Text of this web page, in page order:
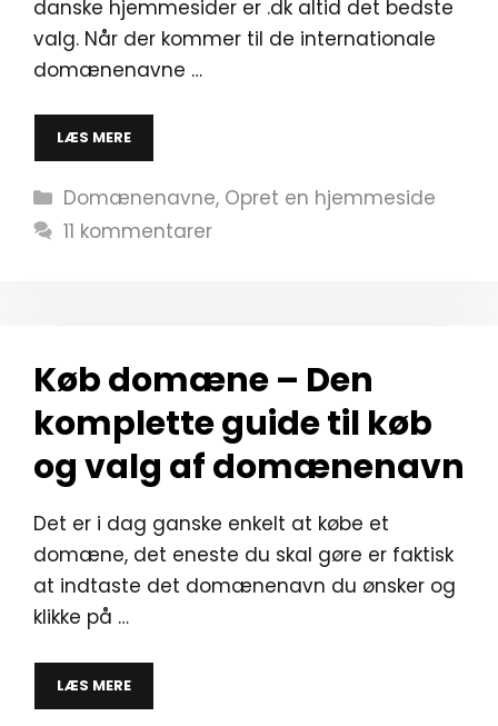
danske hjemmesider er .dk altid det bedste
valg. Når der kommer til de internationale
domænenavne …
LÆS MERE
Kategorier
Domænenavne, Opret en hjemmeside
11 kommentarer
Køb domæne – Den
komplette guide til køb
og valg af domænenavn
Det er i dag ganske enkelt at købe et
domæne, det eneste du skal gøre er faktisk
at indtaste det domænenavn du ønsker og
klikke på …
LÆS MERE